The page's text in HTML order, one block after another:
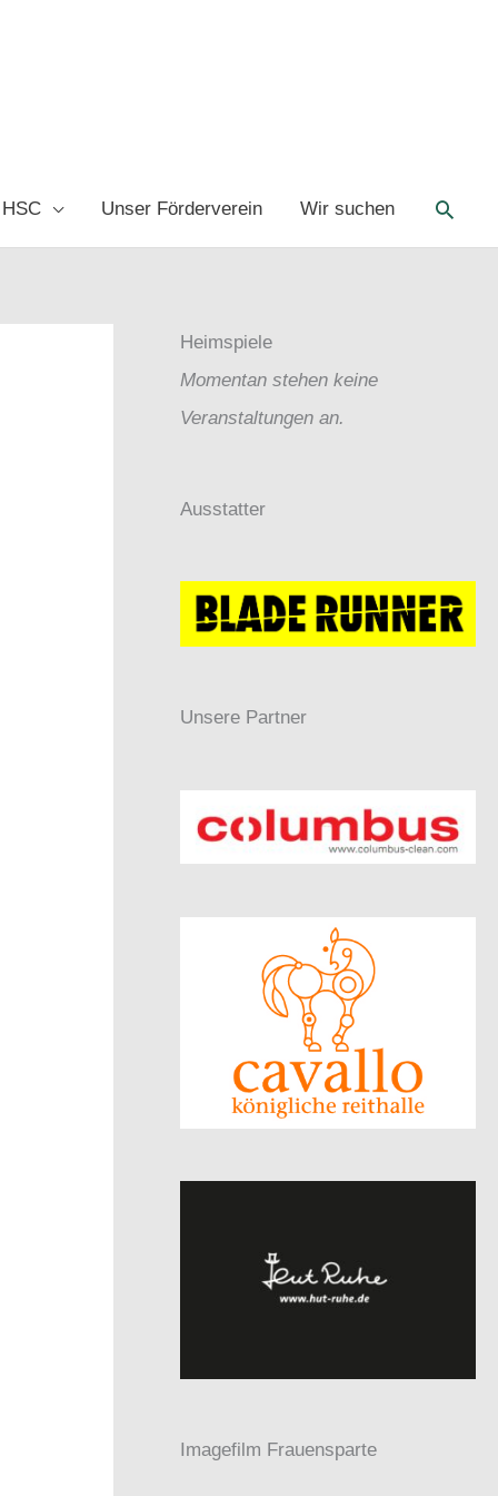
Unser Förderverein Wir suchen
Heimspiele
Momentan stehen keine
Veranstaltungen an.
Ausstatter
Unsere Partner
Imagefilm Frauensparte